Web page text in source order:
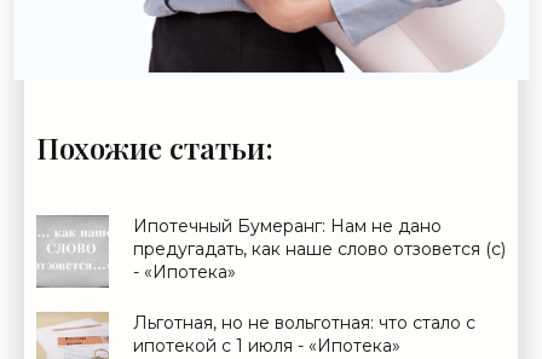
Похожие статьи:
Ипотечный Бумеранг: Нам не дано
предугадать, как наше слово отзовется (с)
- «Ипотека»
Льготная, но не вольготная: что стало с
ипотекой с 1 июля - «Ипотека»